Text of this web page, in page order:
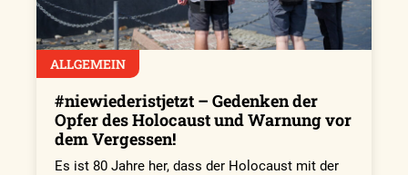
ALLGEMEIN
#niewiederistjetzt – Gedenken der
Opfer des Holocaust und Warnung vor
dem Vergessen!
Es ist 80 Jahre her, dass der Holocaust mit der